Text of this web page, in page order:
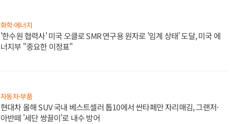
화학·에너지
'한수원 협력사' 미국 오클로 SMR 연구용 원자로 '임계 상태' 도달, 미국 에
너지부 "중요한 이정표"
자동차·부품
현대차 올해 SUV 국내 베스트셀러 톱10에서 싼타페만 자리매김, 그랜저·
아반떼 '세단 쌍끌이'로 내수 방어